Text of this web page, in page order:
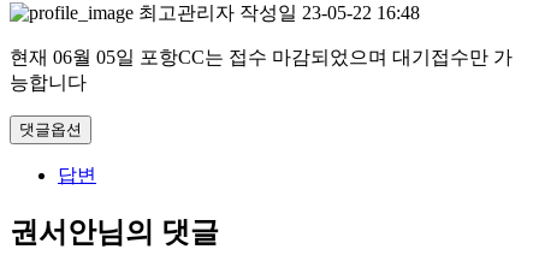
최고관리자 작성일 23-05-22 16:48
현재 06월 05일 포항CC는 접수 마감되었으며 대기접수만 가
능합니다
댓글옵션
답변
권서안님의 댓글